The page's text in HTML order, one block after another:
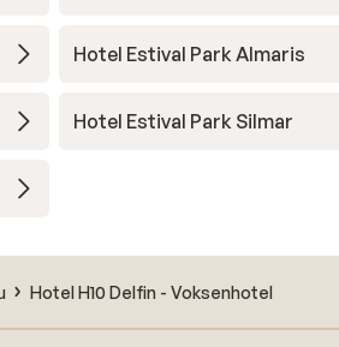
Hotel Estival Park Almaris
Hotel Estival Park Silmar
Hotel H10 Delfin - Voksenhotel